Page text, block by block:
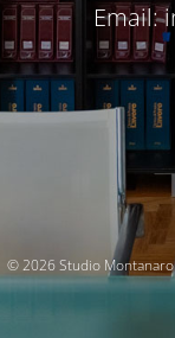
Email:
© 2026 Studio Montanaro.